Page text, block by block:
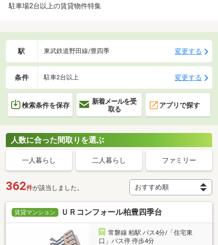
駐車場2台以上の賃貸物件特集
駅 東武鉄道野田線/豊四季 変更する
条件 駐車2台以上 変更する
検索条件を保存
新着メールを受
取る
アプリで探す
人数に合った間取りを選ぶ
一人暮らし 二人暮らし ファミリー
362件が該当しました。
賃貸マンション ＵＲコンフォール柏豊四季台
常磐線 柏駅 バス4分/「住宅東
口」バス停 停歩4分